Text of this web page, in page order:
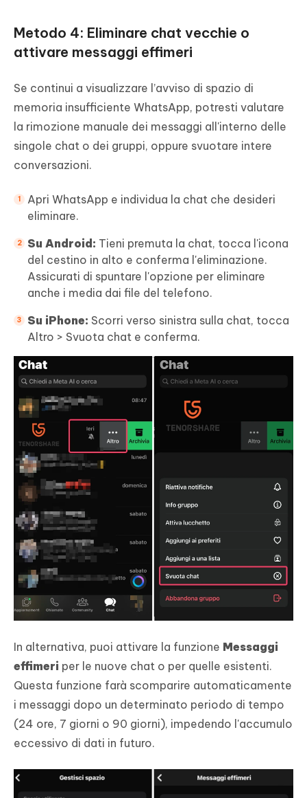
Metodo 4: Eliminare chat vecchie o
attivare messaggi effimeri
Se continui a visualizzare l’avviso di spazio di
memoria insufficiente WhatsApp, potresti valutare
la rimozione manuale dei messaggi all'interno delle
singole chat o dei gruppi, oppure svuotare intere
conversazioni.
Apri WhatsApp e individua la chat che desideri
eliminare.
Su Android: Tieni premuta la chat, tocca l'icona
del cestino in alto e conferma l'eliminazione.
Assicurati di spuntare l'opzione per eliminare
anche i media dai file del telefono.
Su iPhone: Scorri verso sinistra sulla chat, tocca
Altro > Svuota chat e conferma.
In alternativa, puoi attivare la funzione Messaggi
effimeri per le nuove chat o per quelle esistenti.
Questa funzione farà scomparire automaticamente
i messaggi dopo un determinato periodo di tempo
(24 ore, 7 giorni o 90 giorni), impedendo l'accumulo
eccessivo di dati in futuro.